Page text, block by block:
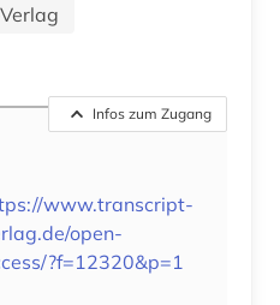
Infos zum Zugang
www.transcript-
open-
?f=12320&p=1